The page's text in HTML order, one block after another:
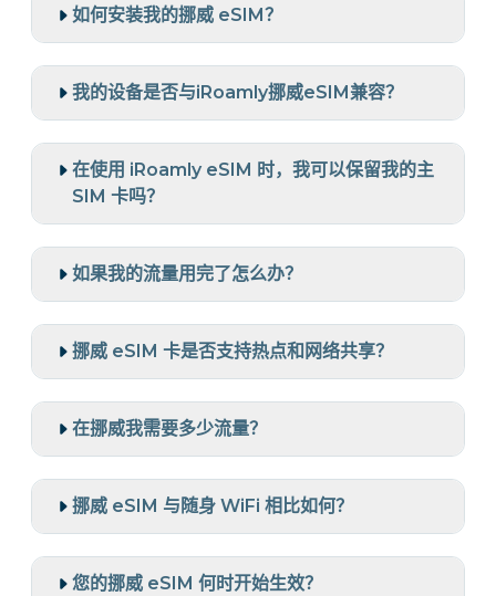
如何安装我的挪威 eSIM？
我的设备是否与iRoamly挪威eSIM兼容？
在使用 iRoamly eSIM 时，我可以保留我的主
SIM 卡吗？
如果我的流量用完了怎么办？
挪威 eSIM 卡是否支持热点和网络共享？
在挪威我需要多少流量？
挪威 eSIM 与随身 WiFi 相比如何？
您的挪威 eSIM 何时开始生效？